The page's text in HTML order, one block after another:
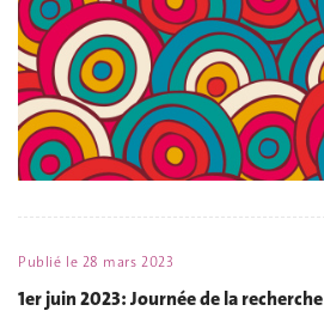
Publié le 28 mars 2023
1er juin 2023: Journée de la recherche